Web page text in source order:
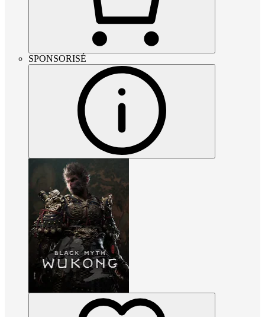
SPONSORISÉ